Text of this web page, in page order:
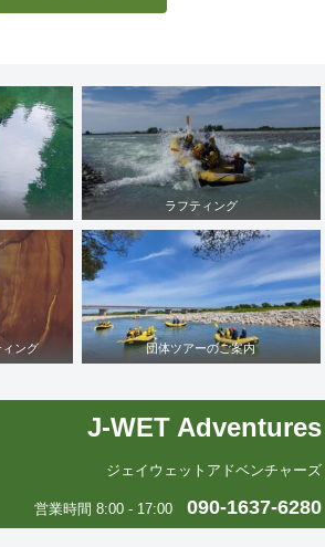
ラフティング
ィング 団体ツアーのご案内
J-WET Adventures
ジェイウェットアドベンチャーズ
営業時間 8:00 - 17:00 090-1637-6280